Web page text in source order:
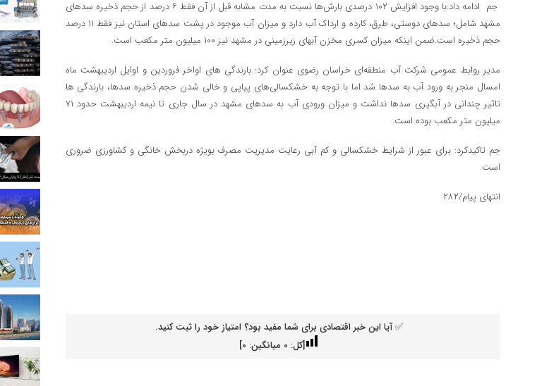
جم ادامه داد:با وجود افزایش ۱۰۲ درصدی بارش‌ها نسبت به مدت مشابه قبل از آن فقط ۶ درصد از حجم ذخیره سدهای
مشهد شامل؛ سدهای دوستی، طرق، کارده و ارداک آب دارد و میزان آب موجود در پشت سدهای استان نیز فقط ۱۱ درصد
حجم ذخیره است.ضمن اینکه میزان کسری مخزن آبهای زیرزمینی در مشهد نیز ۱۰۰ میلیون متر مکعب است.
مدیر روابط عمومی شرکت آب منطقه‌ای خراسان رضوی عنوان کرد: بارندگی های اواخر فروردین و اوایل اردیبهشت ماه
امسال منجر به ورود آب به سدها شد اما با توجه به خشکسالی‌های پیاپی و خالی شدن حجم ذخیره سدها، بارندگی ها
تاثیر چندانی در آبگیری سدها نداشت و میزان ورودی آب به سدهای مشهد در سال جاری تا نیمه اردیبهشت حدود ۷۱
میلیون متر مکعب بوده است.
جم تاکیدکرد: برای عبور از شرایط خشکسالی و کم آبی رعایت مدیریت مصرف بویژه دربخش خانگی و کشاورزی ضروری
است.
انتهای پیام/۲۸۲
✅ آیا این خبر اقتصادی برای شما مفید بود؟ امتیاز خود را ثبت کنید.
[کل: 0 میانگین: 0
]